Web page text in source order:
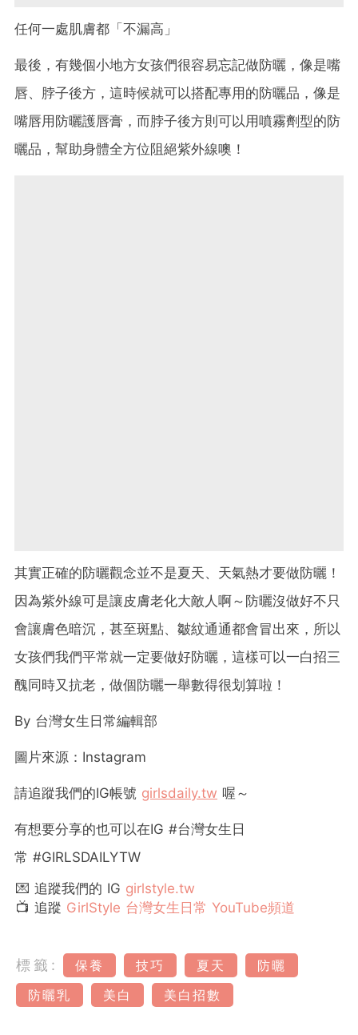
任何一處肌膚都「不漏高」
最後，有幾個小地方女孩們很容易忘記做防曬，像是嘴
唇、脖子後方，這時候就可以搭配專用的防曬品，像是
嘴唇用防曬護唇膏，而脖子後方則可以用噴霧劑型的防
曬品，幫助身體全方位阻絕紫外線噢！
其實正確的防曬觀念並不是夏天、天氣熱才要做防曬！
因為紫外線可是讓皮膚老化大敵人啊～防曬沒做好不只
會讓膚色暗沉，甚至斑點、皺紋通通都會冒出來，所以
女孩們我們平常就一定要做好防曬，這樣可以一白招三
醜同時又抗老，做個防曬一舉數得很划算啦！
By 台灣女生日常編輯部
圖片來源： Instagram
請追蹤我們的IG帳號 girlsdaily.tw 喔～
有想要分享的也可以在IG #台灣女生日
常 #GIRLSDAILYTW
💌 追蹤我們的 IG girlstyle.tw
📺 追蹤 GirlStyle 台灣女生日常 YouTube頻道
標籤: 保養 技巧 夏天
防曬
防曬乳
美白 美白招數